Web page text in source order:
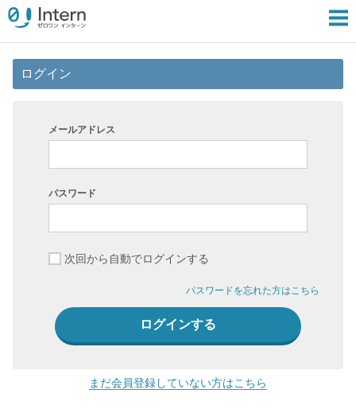
ログイン
メールアドレス
パスワード
次回から自動でログインする
パスワードを忘れた方はこちら
まだ会員登録していない方はこちら